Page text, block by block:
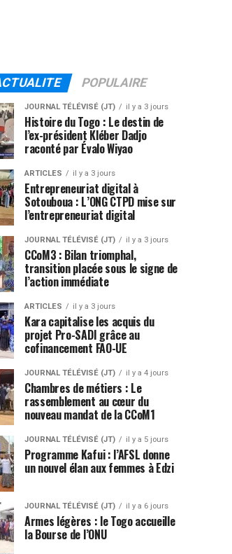
POPULAIRE
JOURNAL TÉLÉVISÉ (JT) il y a 3 jours
Histoire du Togo : Le destin de
l’ex-président Kléber Dadjo
raconté par Évalo Wiyao
ARTICLES il y a 3 jours
Entrepreneuriat digital à
Sotouboua : L’ONG CTPD mise sur
l’entrepreneuriat digital
JOURNAL TÉLÉVISÉ (JT) il y a 3 jours
CCoM3 : Bilan triomphal,
transition placée sous le signe de
l’action immédiate
ARTICLES il y a 3 jours
Kara capitalise les acquis du
projet Pro-SADI grâce au
cofinancement FAO-UE
JOURNAL TÉLÉVISÉ (JT) il y a 4 jours
Chambres de métiers : Le
rassemblement au cœur du
nouveau mandat de la CCoM1
JOURNAL TÉLÉVISÉ (JT) il y a 5 jours
Programme Kafui : l’AFSL donne
un nouvel élan aux femmes à Edzi
JOURNAL TÉLÉVISÉ (JT) il y a 6 jours
Armes légères : le Togo accueille
la Bourse de l’ONU